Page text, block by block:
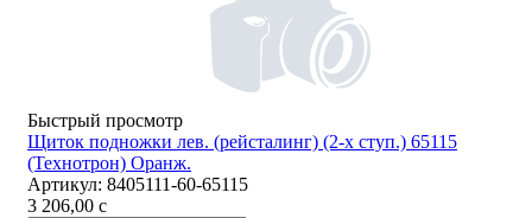
Быстрый просмотр
Щиток подножки лев. (рейсталинг) (2-х ступ.) 65115
(Технотрон) Оранж.
Артикул: 8405111-60-65115
3 206,00 c